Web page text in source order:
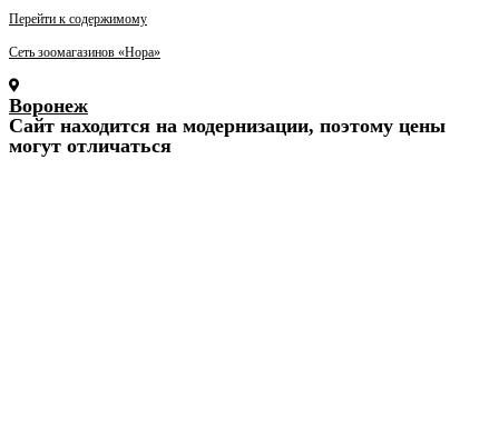
Перейти к содержимому
Сеть зоомагазинов «Нора»
Воронеж
Cайт находится на модернизации, поэтому цены
могут отличаться